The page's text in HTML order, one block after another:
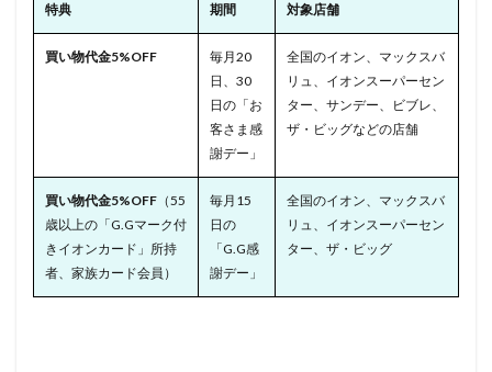
特典 期間 対象店舗
買い物代金5%OFF
毎月20
日、30
日の「お
客さま感
謝デー」
全国のイオン、マックスバ
リュ、イオンスーパーセン
ター、サンデー、ビブレ、
ザ・ビッグなどの店舗
買い物代金5%OFF （55
歳以上の「G.Gマーク付
きイオンカード」所持
者、家族カード会員）
毎月15
日の
「G.G感
謝デー」
全国のイオン、マックスバ
リュ、イオンスーパーセン
ター、ザ・ビッグ